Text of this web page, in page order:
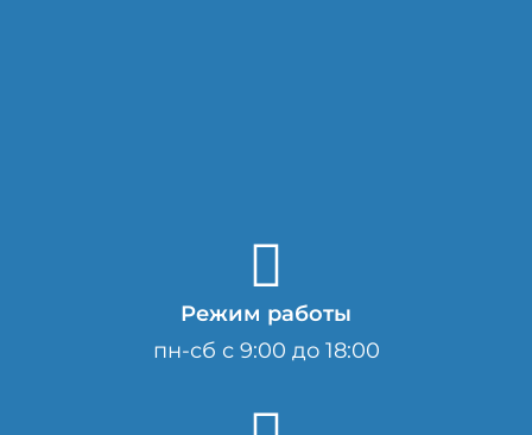
Режим работы
пн-сб с 9:00 до 18:00